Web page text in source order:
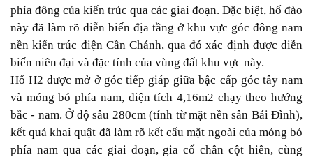
phía đông của kiến trúc qua các giai đoạn. Đặc biệt, hố đào
này đã làm rõ diễn biến địa tầng ở khu vực góc đông nam
nền kiến trúc điện Cần Chánh, qua đó xác định được diễn
biến niên đại và đặc tính của vùng đất khu vực này.
Hố H2 được mở ở góc tiếp giáp giữa bậc cấp góc tây nam
và móng bó phía nam, diện tích 4,16m2 chạy theo hướng
bắc - nam. Ở độ sâu 280cm (tính từ mặt nền sân Bái Đình),
kết quả khai quật đã làm rõ kết cấu mặt ngoài của móng bó
phía nam qua các giai đoạn, gia cố chân cột hiên, cùng